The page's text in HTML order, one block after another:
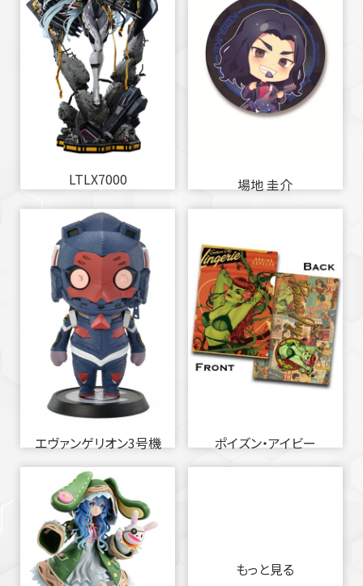
LTLX7000 場地 圭介
エヴァンゲリオン3号機 ポイズン・アイビー
もっと見る